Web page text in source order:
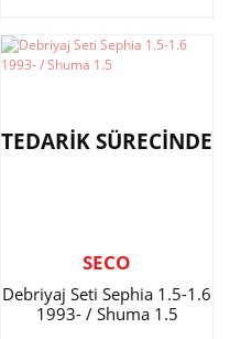
TEDARİK SÜRECİNDE
SECO
Debriyaj Seti Sephia 1.5-1.6
1993- / Shuma 1.5